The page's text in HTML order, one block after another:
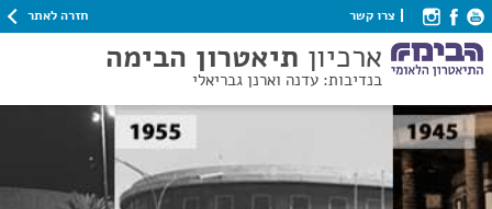
צרו קשר חזרה לאתר
ארכיון תיאטרון הבימה
בנדיבות: עדנה וארנן גבריאלי